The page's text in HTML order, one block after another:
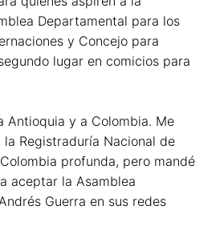
Departamental para los
y Concejo para
lugar en comicios para
Antioquia y a Colombia. Me
Registraduría Nacional de
profunda, pero mandé
aceptar la Asamblea
Guerra en sus redes